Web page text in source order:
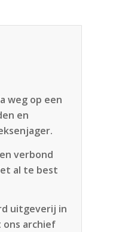
weg op een
en
verbond
al te best
uitgeverij in
ons archief